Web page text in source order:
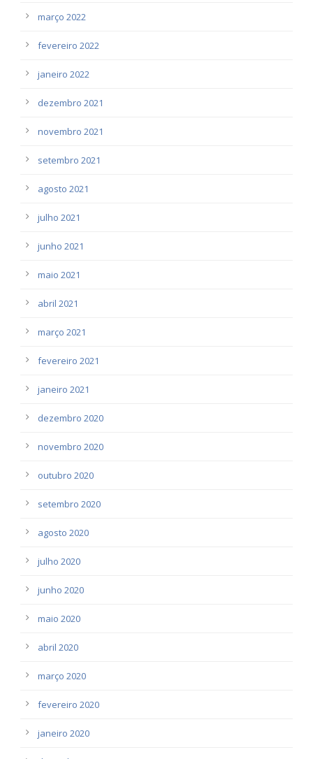
março 2022
fevereiro 2022
janeiro 2022
dezembro 2021
novembro 2021
setembro 2021
agosto 2021
julho 2021
junho 2021
maio 2021
abril 2021
março 2021
fevereiro 2021
janeiro 2021
dezembro 2020
novembro 2020
outubro 2020
setembro 2020
agosto 2020
julho 2020
junho 2020
maio 2020
abril 2020
março 2020
fevereiro 2020
janeiro 2020